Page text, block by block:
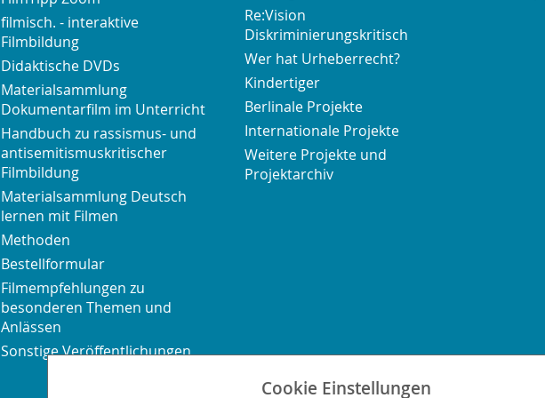
filmisch. - interaktive
Filmbildung
Didaktische DVDs
Materialsammlung
Dokumentarfilm im Unterricht
Handbuch zu rassismus- und
antisemitismuskritischer
Filmbildung
Materialsammlung Deutsch
lernen mit Filmen
Methoden
Bestellformular
Filmempfehlungen zu
besonderen Themen und
Anlässen
Sonstige Veröffentlichungen
Re:Vision
Diskriminierungskritisch
Wer hat Urheberrecht?
Kindertiger
Berlinale Projekte
Internationale Projekte
Weitere Projekte und
Projektarchiv
Cookie Einstellungen